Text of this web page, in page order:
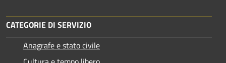
CATEGORIE DI SERVIZIO
Anagrafe e stato civile